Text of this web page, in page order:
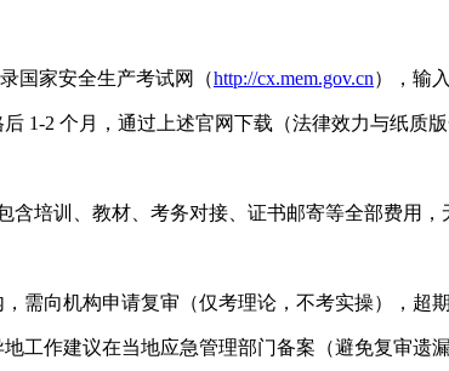
国家安全生产考试网（http://cx.mem.gov.cn），输
1-2 个月，通过上述官网下载（法律效力与纸质
含培训、教材、考务对接、证书邮寄等全部费用
需向机构申请复审（仅考理论，不考实操），超
工作建议在当地应急管理部门备案（避免复审遗